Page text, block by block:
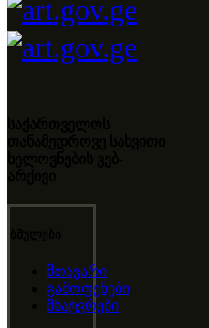
მთავარი
გამოფენები
მხატვრები